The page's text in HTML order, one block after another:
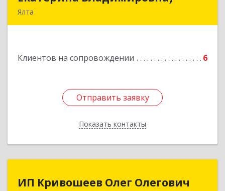
Ялта
Клиентов на сопровождении 6
Отправить заявку
Показать контакты
Отправить заявку
Назад
ИП Кривошеев Олег Олегович